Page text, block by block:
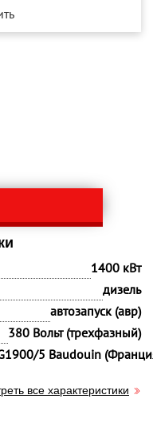
1400 кВт
дизель
автозапуск (авр)
380 Вольт (трехфазный)
5 Baudouin
все характеристики